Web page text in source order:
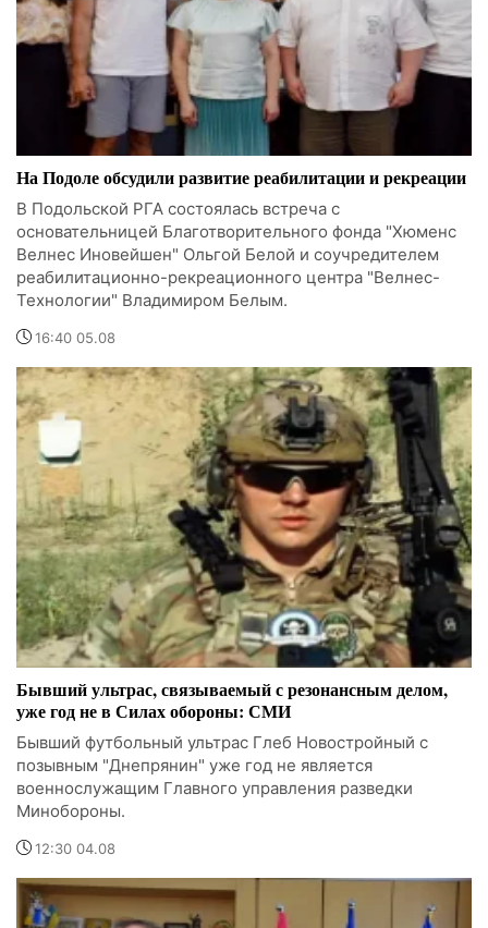
На Подоле обсудили развитие реабилитации и рекреации
В Подольской РГА состоялась встреча с
основательницей Благотворительного фонда "Хюменс
Велнес Иновейшен" Ольгой Белой и соучредителем
реабилитационно-рекреационного центра "Велнес-
Технологии" Владимиром Белым.
16:40 05.08
Бывший ультрас, связываемый с резонансным делом,
уже год не в Силах обороны: СМИ
Бывший футбольный ультрас Глеб Новостройный с
позывным "Днепрянин" уже год не является
военнослужащим Главного управления разведки
Минобороны.
12:30 04.08